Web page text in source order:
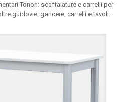
Tonon: scaffalature e carrelli per
guidovie, gancere, carrelli e tavoli.